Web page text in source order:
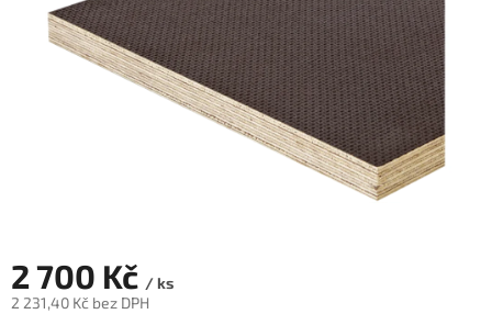
2 700 Kč / ks
2 231,40 Kč bez DPH